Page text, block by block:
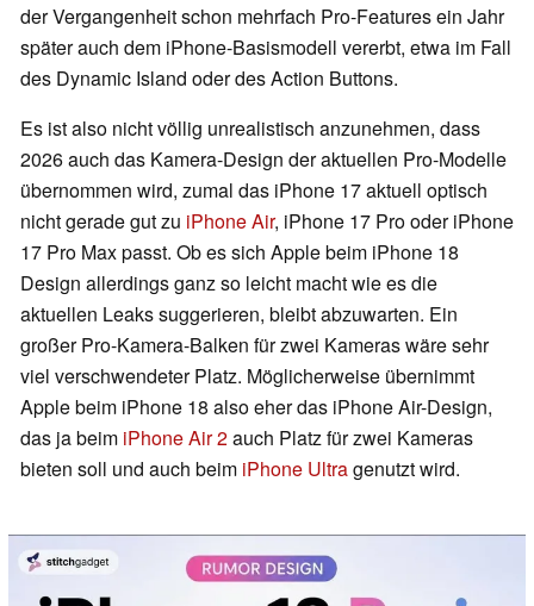
der Vergangenheit schon mehrfach Pro-Features ein Jahr
später auch dem iPhone-Basismodell vererbt, etwa im Fall
des Dynamic Island oder des Action Buttons.
Es ist also nicht völlig unrealistisch anzunehmen, dass
2026 auch das Kamera-Design der aktuellen Pro-Modelle
übernommen wird, zumal das iPhone 17 aktuell optisch
nicht gerade gut zu iPhone Air, iPhone 17 Pro oder iPhone
17 Pro Max passt. Ob es sich Apple beim iPhone 18
Design allerdings ganz so leicht macht wie es die
aktuellen Leaks suggerieren, bleibt abzuwarten. Ein
großer Pro-Kamera-Balken für zwei Kameras wäre sehr
viel verschwendeter Platz. Möglicherweise übernimmt
Apple beim iPhone 18 also eher das iPhone Air-Design,
das ja beim iPhone Air 2auch Platz für zwei Kameras
bieten soll und auch beim iPhone Ultragenutzt wird.